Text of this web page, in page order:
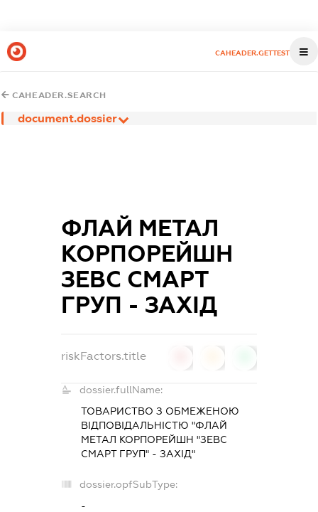
CAHEADER.GETTEST
CAHEADER.SEARCH
document.dossier
ФЛАЙ МЕТАЛ
КОРПОРЕЙШН
ЗЕВС СМАРТ
ГРУП - ЗАХІД
riskFactors.title
dossier.fullName:
ТОВАРИСТВО З ОБМЕЖЕНОЮ
ВІДПОВІДАЛЬНІСТЮ "ФЛАЙ
МЕТАЛ КОРПОРЕЙШН "ЗЕВС
СМАРТ ГРУП" - ЗАХІД"
dossier.opfSubType:
-